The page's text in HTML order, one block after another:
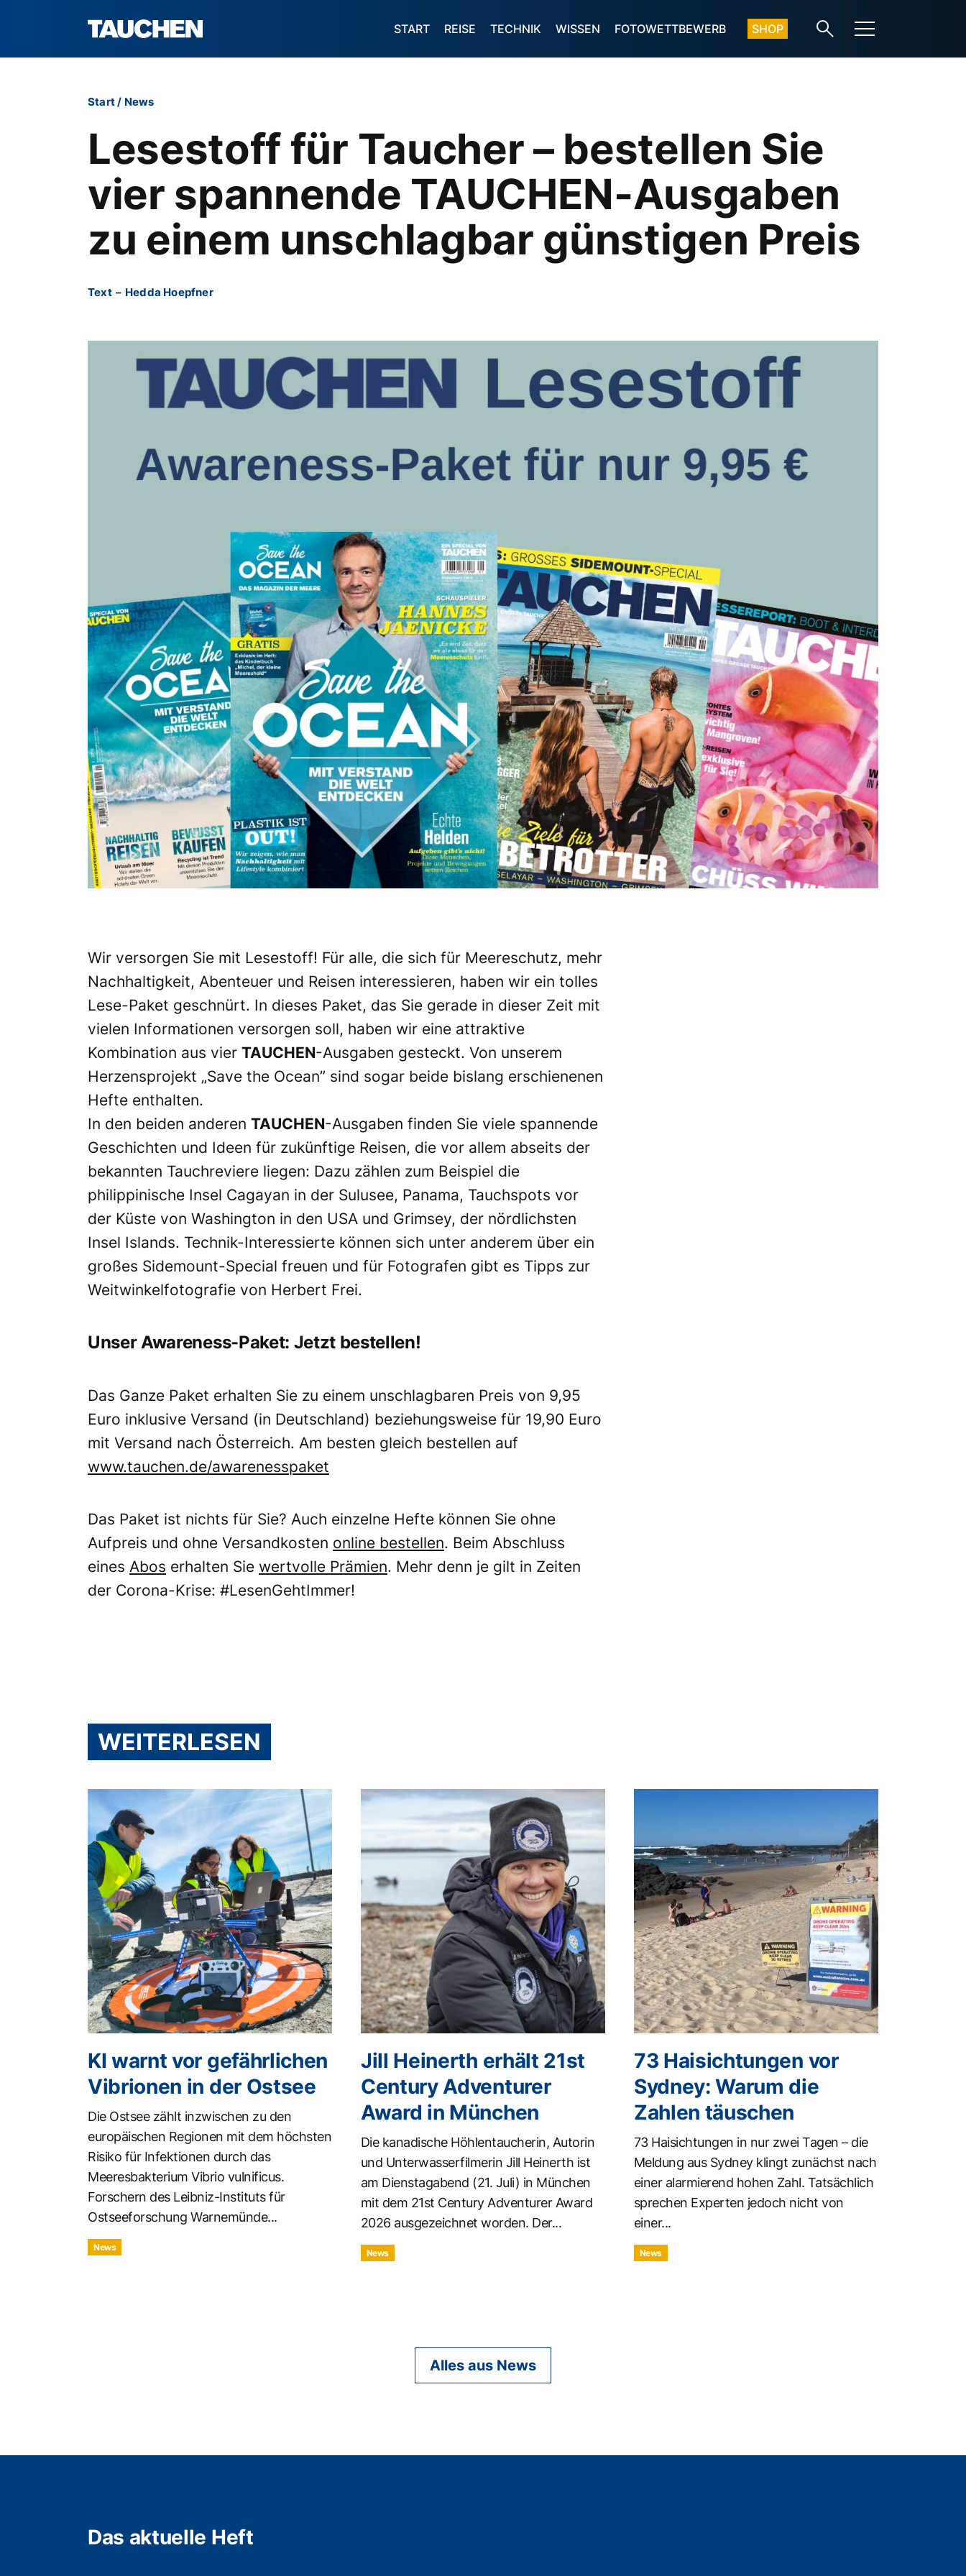
START REISE TECHNIK WISSEN FOTOWETTBEWERB SHOP
Start/ News
Lesestoff für Taucher – bestellen Sie
vier spannende TAUCHEN-Ausgaben
zu einem unschlagbar günstigen Preis
Text – Hedda Hoepfner
Wir versorgen Sie mit Lesestoff! Für alle, die sich für Meereschutz, mehr
Nachhaltigkeit, Abenteuer und Reisen interessieren, haben wir ein tolles
Lese-Paket geschnürt. In dieses Paket, das Sie gerade in dieser Zeit mit
vielen Informationen versorgen soll, haben wir eine attraktive
Kombination aus vier TAUCHEN-Ausgaben gesteckt. Von unserem
Herzensprojekt „Save the Ocean” sind sogar beide bislang erschienenen
Hefte enthalten.
In den beiden anderen TAUCHEN-Ausgaben finden Sie viele spannende
Geschichten und Ideen für zukünftige Reisen, die vor allem abseits der
bekannten Tauchreviere liegen: Dazu zählen zum Beispiel die
philippinische Insel Cagayan in der Sulusee, Panama, Tauchspots vor
der Küste von Washington in den USA und Grimsey, der nördlichsten
Insel Islands. Technik-Interessierte können sich unter anderem über ein
großes Sidemount-Special freuen und für Fotografen gibt es Tipps zur
Weitwinkelfotografie von Herbert Frei.
Unser Awareness-Paket: Jetzt bestellen!
Das Ganze Paket erhalten Sie zu einem unschlagbaren Preis von 9,95
Euro inklusive Versand (in Deutschland) beziehungsweise für 19,90 Euro
mit Versand nach Österreich. Am besten gleich bestellen auf
www.tauchen.de/awarenesspaket
Das Paket ist nichts für Sie? Auch einzelne Hefte können Sie ohne
Aufpreis und ohne Versandkosten online bestellen. Beim Abschluss
eines Abos erhalten Sie wertvolle Prämien. Mehr denn je gilt in Zeiten
der Corona-Krise: #LesenGehtImmer!
WEITERLESEN
KI warnt vor gefährlichen
Vibrionen in der Ostsee
Die Ostsee zählt inzwischen zu den
europäischen Regionen mit dem höchsten
Risiko für Infektionen durch das
Meeresbakterium Vibrio vulnificus.
Forschern des Leibniz-Instituts für
Ostseeforschung Warnemünde...
News
Jill Heinerth erhält 21st
Century Adventurer
Award in München
Die kanadische Höhlentaucherin, Autorin
und Unterwasserfilmerin Jill Heinerth ist
am Dienstagabend (21. Juli) in München
mit dem 21st Century Adventurer Award
2026 ausgezeichnet worden. Der...
News
73 Haisichtungen vor
Sydney: Warum die
Zahlen täuschen
73 Haisichtungen in nur zwei Tagen – die
Meldung aus Sydney klingt zunächst nach
einer alarmierend hohen Zahl. Tatsächlich
sprechen Experten jedoch nicht von
einer...
News
Alles aus News
Das aktuelle Heft